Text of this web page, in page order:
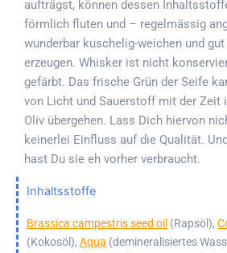
aufträgst, können dessen
förmlich fluten und – regelmässig
wunderbar kuschelig-weichen und
erzeugen. Whisker ist nicht
gefärbt. Das frische Grün der Seife
von Licht und Sauerstoff mit der Zeit
Oliv übergehen. Lass Dich hiervon
keinerlei Einfluss auf die Qualität.
hast Du sie eh vorher verbraucht.
Inhaltsstoffe
Brassica campestris seed oil (Rapsöl),
(Kokosöl), Aqua (demineralisiertes